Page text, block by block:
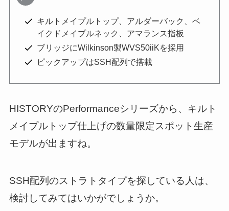
キルトメイプルトップ、アルダーバック、ベ
イクドメイプルネック、アマランス指板
ブリッジにWilkinson製WVS50iiKを採用
ピックアップはSSH配列で搭載
HISTORYのPerformanceシリーズから、キルト
メイプルトップ仕上げの数量限定スポット生産
モデルが出ますね。
SSH配列のストラトタイプを探している人は、
検討してみてはいかがでしょうか。